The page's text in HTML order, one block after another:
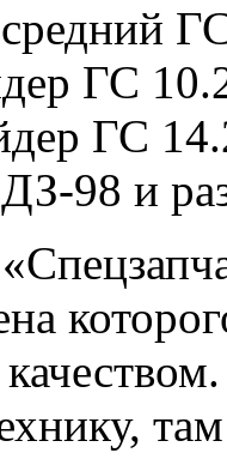
средний
ГС
ГС
ДЗ-98 и